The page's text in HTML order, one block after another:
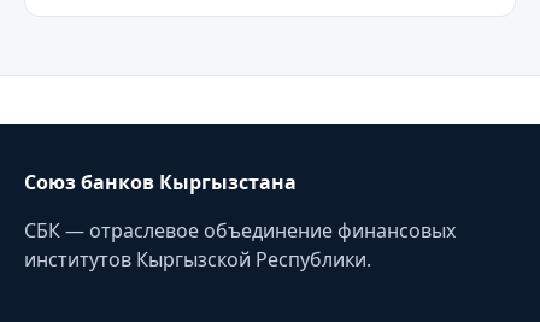
Союз банков Кыргызстана
СБК — отраслевое объединение финансовых
институтов Кыргызской Республики.